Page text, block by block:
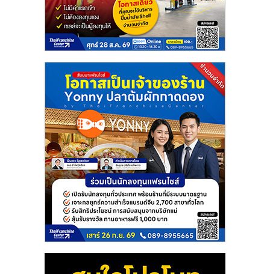
ไชส์
แฟ
ไชส์
ขาย
หน้า
บ้าน
ลงทุน